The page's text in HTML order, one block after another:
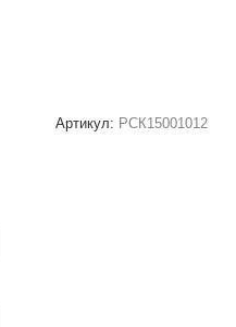
Артикул: РСК15001012